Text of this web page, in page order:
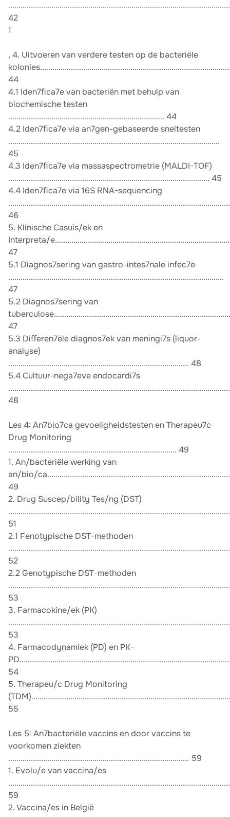
42
1
, 4. Uitvoeren van verdere testen op de bacteriële
44
4.1 Iden7ﬁca7e van bacteriën met behulp van
biochemische testen
............................................................................ 44
4.2 Iden7ﬁca7e via an7gen-gebaseerde sneltesten
.......................................................................................................
45
4.3 Iden7ﬁca7e via massaspectrometrie (MALDI-TOF)
.................................................................................................. 45
4.4 Iden7ﬁca7e via 16S RNA-sequencing
46
5. Klinische Casuïs/ek en
Interpreta/
47
5.1 Diagnos7sering van gastro-intes7nale infec7e
.........................................................................................................
47
5.2 Diagnos7sering van
47
5.3 Diﬀeren7ële diagnos7ek van meningi7s (liquor-
analyse)
........................................................................................ 48
5.4 Cultuur-nega7eve endocardi7s
48
Les 4: An7bio7ca gevoeligheidstesten en Therapeu7c
Drug Monitoring
.................................................................................. 49
1. An/bacteriële werking van
an/bio/
49
2. Drug Suscep/bility Tes/ng (DST)
51
2.1 Fenotypische DST-methoden
52
2.2 Genotypische DST-methoden
53
3. Farmacokine/ek (PK)
53
4. Farmacodynamiek (PD) en PK-
54
5. Therapeu/c Drug Monitoring
55
Les 5: An7bacteriële vaccins en door vaccins te
voorkomen ziekten
........................................................................................ 59
1. Evolu/e van vaccina/es
59
2. Vaccina/es in België